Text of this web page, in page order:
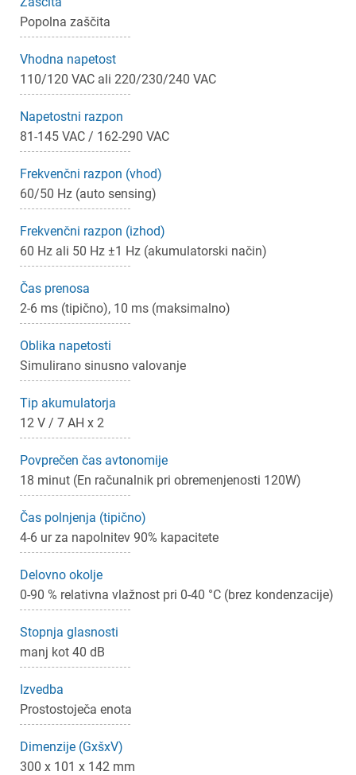
Popolna zaščita
Vhodna napetost
110/120 VAC ali 220/230/240 VAC
Napetostni razpon
81-145 VAC / 162-290 VAC
Frekvenčni razpon (vhod)
60/50 Hz (auto sensing)
Frekvenčni razpon (izhod)
60 Hz ali 50 Hz ±1 Hz (akumulatorski način)
Čas prenosa
2-6 ms (tipično), 10 ms (maksimalno)
Oblika napetosti
Simulirano sinusno valovanje
Tip akumulatorja
12 V / 7 AH x 2
Povprečen čas avtonomije
18 minut (En računalnik pri obremenjenosti 120W)
Čas polnjenja (tipično)
4-6 ur za napolnitev 90% kapacitete
Delovno okolje
0-90 % relativna vlažnost pri 0-40 °C (brez kondenzacije)
Stopnja glasnosti
manj kot 40 dB
Izvedba
Prostostoječa enota
Dimenzije (GxšxV)
300 x 101 x 142 mm
Prijava
Za dodajanje na seznam želja morate biti prijavljeni.
Prekliči Prijava